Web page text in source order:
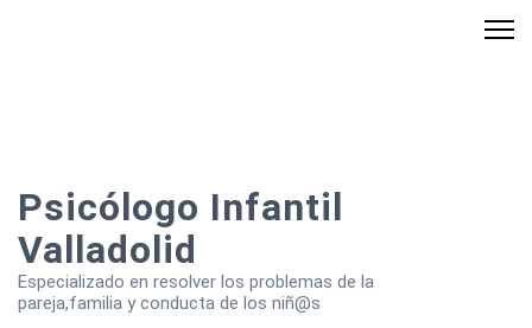
Psicólogo Infantil
Valladolid
Especializado en resolver los problemas de la
pareja,familia y conducta de los niñ@s